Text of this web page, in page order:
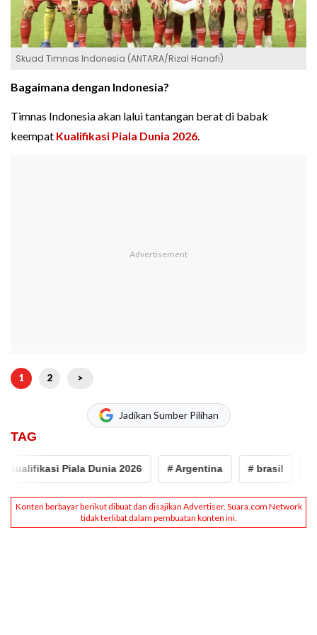
Skuad Timnas Indonesia (ANTARA/Rizal Hanafi)
Bagaimana dengan Indonesia?
Timnas Indonesia akan lalui tantangan berat di babak
keempat Kualifikasi Piala Dunia 2026
1 2 >
Jadikan Sumber Pilihan
TAG
Piala Dunia 2026 # Argentina # brasil